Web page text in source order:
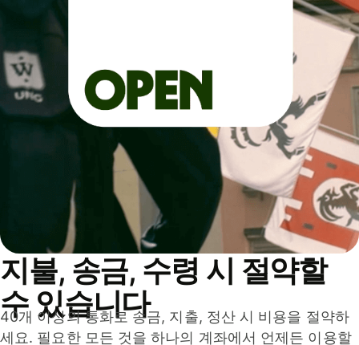
지불, 송금, 수령 시 절약할
수 있습니다
40개 이상의 통화로 송금, 지출, 정산 시 비용을 절약하
세요. 필요한 모든 것을 하나의 계좌에서 언제든 이용할